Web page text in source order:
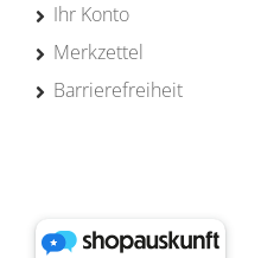
Ihr Konto
Merkzettel
Barrierefreiheit